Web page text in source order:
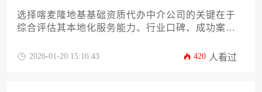
选择喀麦隆地基基础资质代办中介公司的关键在于
综合评估其本地化服务能力、行业口碑、成功案例
透明收费体系的服务机构。
2026-01-20 15:16:43 420 人看过